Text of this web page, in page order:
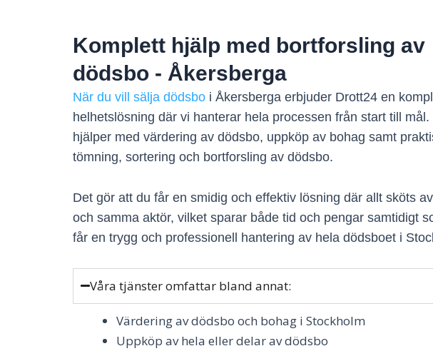
Komplett hjälp med bortforsling av
dödsbo - Åkersberga
När du vill sälja dödsbo i Åkersberga erbjuder Drott24 en
helhetslösning där vi hanterar hela processen från start till mål.
hjälper med värdering av dödsbo, uppköp av bohag samt
tömning, sortering och bortforsling av dödsbo.
Det gör att du får en smidig och effektiv lösning där allt sköts
och samma aktör, vilket sparar både tid och pengar samtidigt
får en trygg och professionell hantering av hela dödsboet i
Våra tjänster omfattar bland annat:
Värdering av dödsbo och bohag i Stockholm
Uppköp av hela eller delar av dödsbo